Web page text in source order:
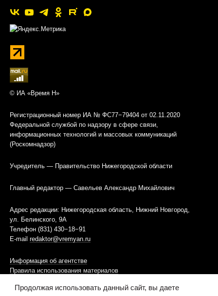
© ИА «Время Н»
Регистрационный номер ИА № ФС77−79404 от 02.11.2020
Федеральной службой по надзору в сфере связи,
информационных технологий и массовых коммуникаций
(Роскомнадзор)
Учредитель — Правительство Нижегородской области
Главный редактор — Савельев Александр Михайлович
Адрес редакции: Нижегородская область, Нижний Новгород,
ул. Белинского, 9А
Телефон (831) 430−18−91
E-mail redaktor@vremyan.ru
Информация об агентстве
Правила использования материалов
Информационная политика использования «cookies»-файлов
Продолжая использовать данный сайт, вы даете